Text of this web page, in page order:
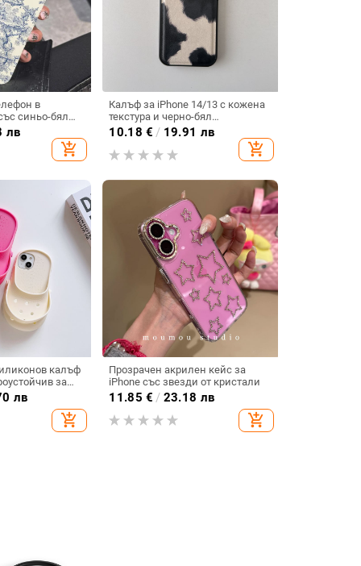
в
синьо-бял
ултратънък,
за iPhone 16 и
лв
add_shopping_cart
Калъф за iPhone 14/13 с кожена
текстура и черно-бял
животински принт,
противоударна защита
10.18 € / 19.91 лв
add_shopping_cart
калъф
за
15
лв
add_shopping_cart
Прозрачен акрилен кейс за
iPhone със звезди от кристали
11.85 € / 23.18 лв
add_shopping_cart